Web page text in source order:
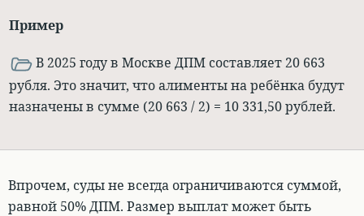
Пример
В 2025 году в Москве ДПМ составляет 20 663
рубля. Это значит, что алименты на ребёнка будут
назначены в сумме (20 663 / 2) = 10 331,50 рублей.
Впрочем, суды не всегда ограничиваются суммой,
равной 50% ДПМ. Размер выплат может быть